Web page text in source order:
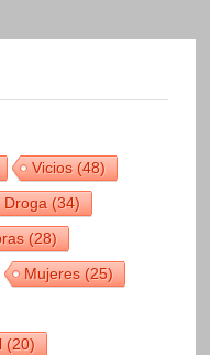
Vicios(48)
Droga(34)
(28)
Mujeres(25)
(20)